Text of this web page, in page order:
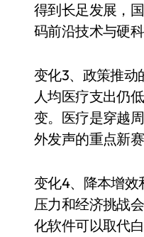
得到长足发展，
码前沿技术与硬
变化3、政策推动
人均医疗支出仍
变。医疗是穿越
外发声的重点新赛
变化4、降本增效
压力和经济挑战
化软件可以取代